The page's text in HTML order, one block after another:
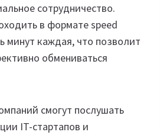
сотрудничество.
в формате speed
минут каждая, что позволит
обмениваться
смогут послушать
IT-стартапов и